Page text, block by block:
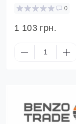
0
1 103 грн.